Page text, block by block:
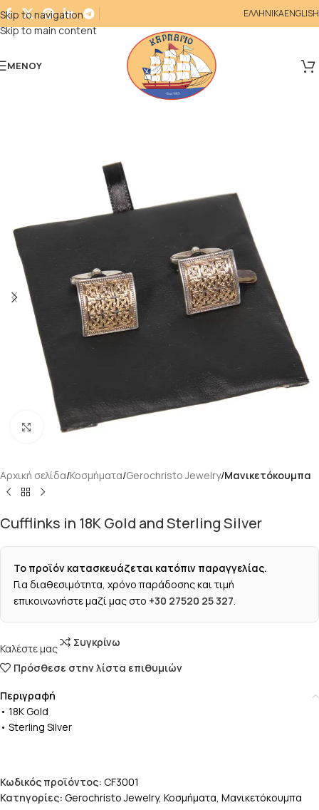
Skip to navigation
Skip to main content
ΕΛΛΗΝΙΚΑENGLISH
ΜΕΝΟΎ
Κάντε κλικ για μεγέθυνση
Αρχική σελίδα Κοσμήματα Gerochristo Jewelry Μανικετόκουμπα
Cufflinks in 18K Gold and Sterling Silver
Το προϊόν κατασκευάζεται κατόπιν παραγγελίας.
Για διαθεσιμότητα, χρόνο παράδοσης και τιμή
επικοινωνήστε μαζί μας στο +30 27520 25 327.
Καλέστε μας
Συγκρίνω
Πρόσθεσε στην λίστα επιθυμιών
Περιγραφή
• 18K Gold
• Sterling Silver
Κωδικός προϊόντος: CF3001
Κατηγορίες: Gerochristo Jewelry, Κοσμήματα, Μανικετόκουμπα